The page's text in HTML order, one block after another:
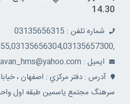
14.30
شماره تلفن : 03135656315
,03135657355,03135656304,03135657300
ايميل : Javan_hms@yahoo.com
آدرس : دفتر مرکزي : اصفهان ،
سرهنگ مجتمع ياسمين طبقه اول واحد